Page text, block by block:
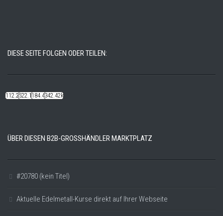
DIESE SEITE FOLGEN ODER TEILEN:
112.22k522.14k184.48k342.42k
ÜBER DIESEN B2B-GROSSHÄNDLER MARKTPLATZ
#20780 (kein Titel)
Aktuelle Edelmetall-Kurse direkt auf Ihrer Webseite